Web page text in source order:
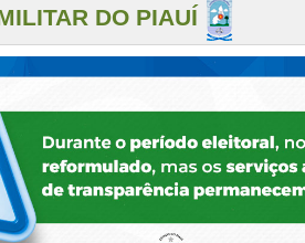
DO PIAUÍ